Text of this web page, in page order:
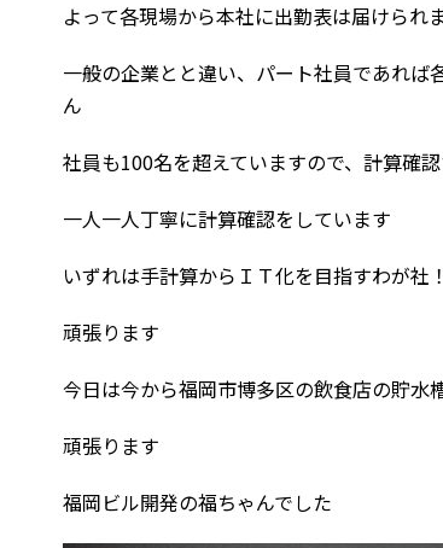
よって各現場から本社に出勤表は届けられ
一般の企業とと違い、パート社員であれ
ん
社員も100名を超えていますので、計算確
一人一人丁寧に計算確認をしています
いずれは手計算からＩＴ化を目指すわが社
頑張ります
今日は今から福岡市博多区の飲食店の貯水
頑張ります
福岡ビル開発の福ちゃんでした